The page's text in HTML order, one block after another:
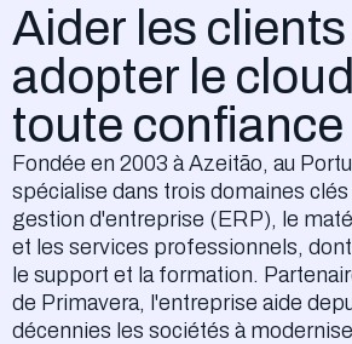
Aider les clients
adopter le
toute confiance
Fondée en 2003 à Azeitão, au
spécialise dans trois domaines
gestion d'entreprise (ERP), le
et les services professionnels,
le support et la formation.
de Primavera, l'entreprise aide
décennies les sociétés à